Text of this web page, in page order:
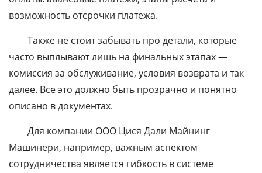
возможность отсрочки платежа.
Также не стоит забывать про детали, которые
часто выплывают лишь на финальных этапах —
комиссия за обслуживание, условия возврата и так
далее. Все это должно быть прозрачно и понятно
описано в документах.
Для компании ООО Цися Дали Майнинг
Машинери, например, важным аспектом
сотрудничества является гибкость в системе